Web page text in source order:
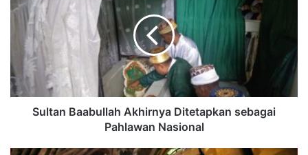
Sultan Baabullah Akhirnya Ditetapkan sebagai
Pahlawan Nasional